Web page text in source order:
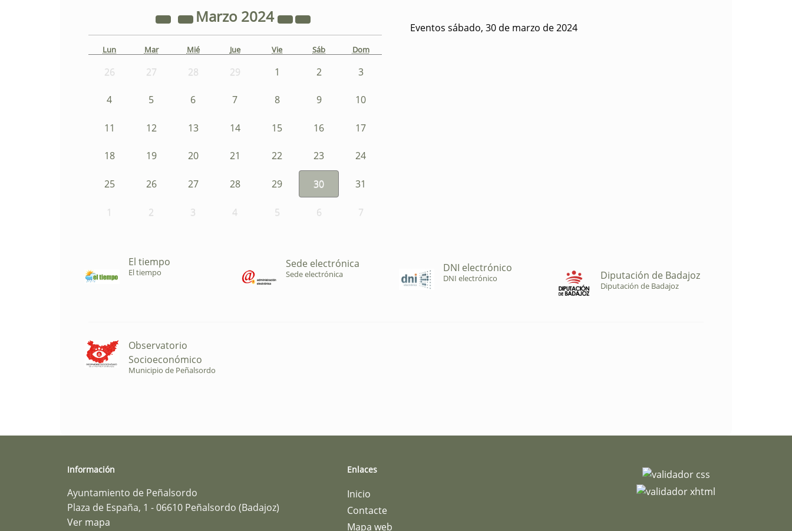
Marzo 2024
Lun Mar Mié Jue Vie Sáb Dom
26 27 28 29 1 2 3
4 5 6 7 8 9 10
11 12 13 14 15 16 17
18 19 20 21 22 23 24
25 26 27 28 29 30 31
1 2 3 4 5 6 7
Eventos sábado, 30 de marzo de 2024
El tiempo
El tiempo
Sede electrónica
Sede electrónica DNI electrónico
DNI electrónico Diputación de Badajoz
Diputación de Badajoz
Observatorio
Socioeconómico
Municipio de Peñalsordo
Información
Ayuntamiento de Peñalsordo
Plaza de España, 1 - 06610 Peñalsordo (Badajoz)
Ver mapa
Enlaces
Inicio
Contacte
Mapa web